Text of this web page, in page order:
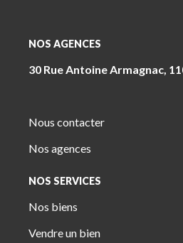
NOS AGENCES
30 Rue Antoine Armagnac,
Nous contacter
Nos agences
NOS SERVICES
Nos biens
Vendre un bien